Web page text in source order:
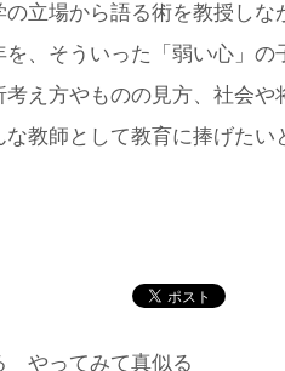
の立場から語る術を教授しな
を、そういった「弱い心」
考え方やものの見方、社会や
な教師として教育に捧げたい
やってみて真似る